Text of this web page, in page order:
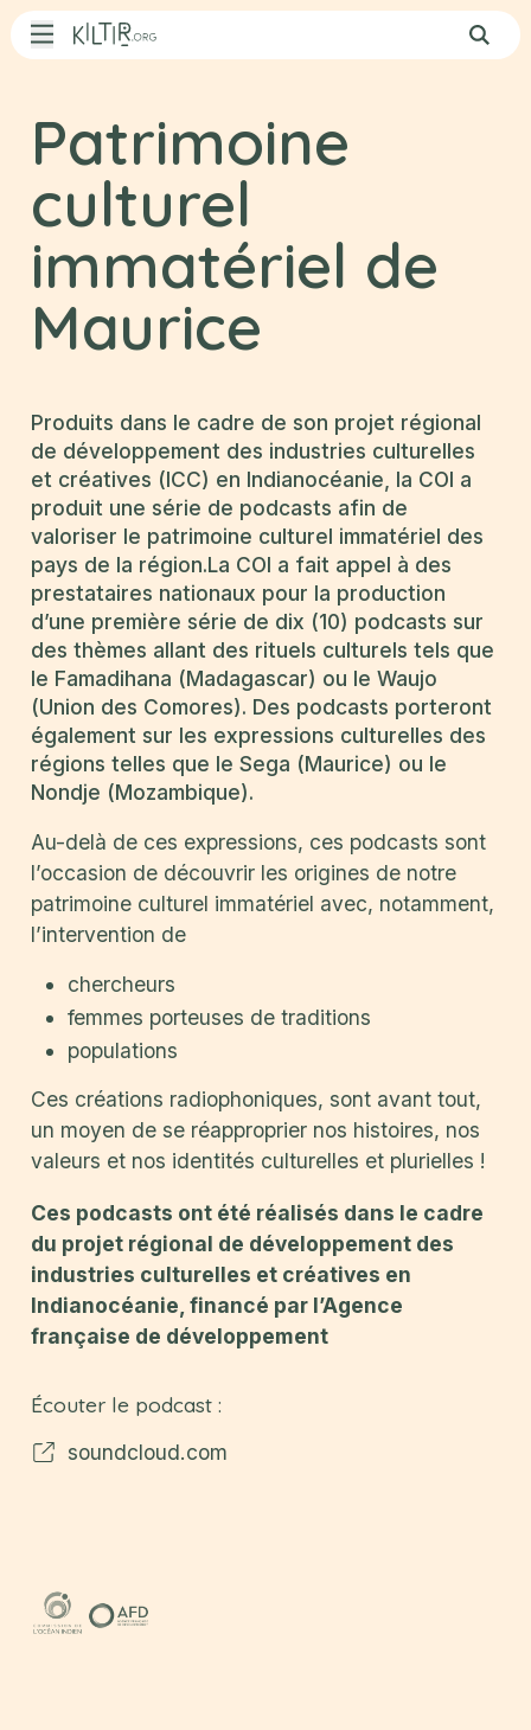
Aller au contenu principal
Patrimoine
culturel
immatériel de
Maurice
Produits dans le cadre de son projet régional
de développement des industries culturelles
et créatives (ICC) en Indianocéanie, la COI a
produit une série de podcasts afin de
valoriser le patrimoine culturel immatériel des
pays de la région.La COI a fait appel à des
prestataires nationaux pour la production
d’une première série de dix (10) podcasts sur
des thèmes allant des rituels culturels tels que
le Famadihana (Madagascar) ou le Waujo
(Union des Comores). Des podcasts porteront
également sur les expressions culturelles des
régions telles que le Sega (Maurice) ou le
Nondje (Mozambique).
Au-delà de ces expressions, ces podcasts sont
l’occasion de découvrir les origines de notre
patrimoine culturel immatériel avec, notamment,
l’intervention de
chercheurs
femmes porteuses de traditions
populations
Ces créations radiophoniques, sont avant tout,
un moyen de se réapproprier nos histoires, nos
valeurs et nos identités culturelles et plurielles !
Ces podcasts ont été réalisés dans le cadre
du projet régional de développement des
industries culturelles et créatives en
Indianocéanie, financé par l’Agence
française de développement
Écouter le podcast :
soundcloud.com
Actualités
Patrimoine
Appels à projets
Opportunités
Agenda
RejoignezKiltir
Contact
L’équipe